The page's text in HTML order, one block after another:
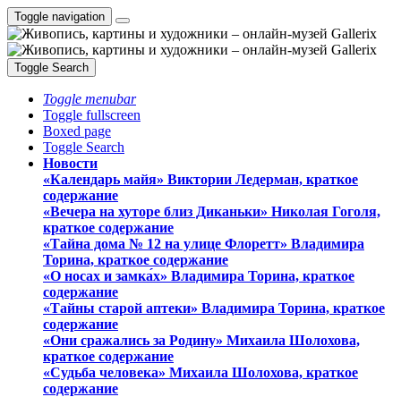
Toggle navigation
Toggle Search
Toggle menubar
Toggle fullscreen
Boxed page
Toggle Search
Новости
«Календарь майя» Виктории Ледерман, краткое
содержание
«Вечера на хуторе близ Диканьки» Николая Гоголя,
краткое содержание
«Тайна дома № 12 на улице Флоретт» Владимира
Торина, краткое содержание
«О носах и замка́х» Владимира Торина, краткое
содержание
«Тайны старой аптеки» Владимира Торина, краткое
содержание
«Они сражались за Родину» Михаила Шолохова,
краткое содержание
«Судьба человека» Михаила Шолохова, краткое
содержание